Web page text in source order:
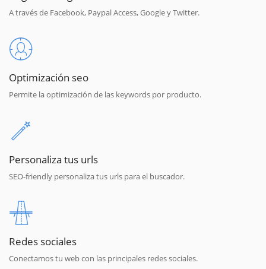
A través de Facebook, Paypal Access, Google y Twitter.
Optimización seo
Permite la optimización de las keywords por producto.
Personaliza tus urls
SEO-friendly personaliza tus urls para el buscador.
Redes sociales
Conectamos tu web con las principales redes sociales.